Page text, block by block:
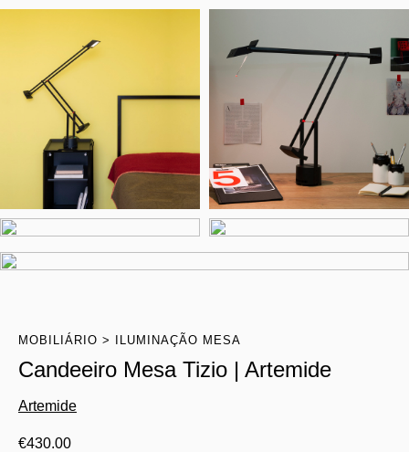
MOBILIÁRIO ILUMINAÇÃO MESA
Candeeiro Mesa Tizio | Artemide
Artemide
€430.00